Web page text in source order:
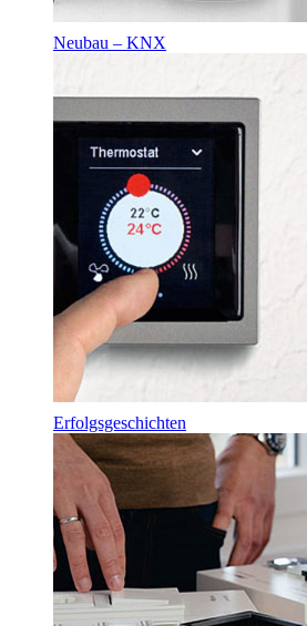
Neubau – KNX
Erfolgsgeschichten